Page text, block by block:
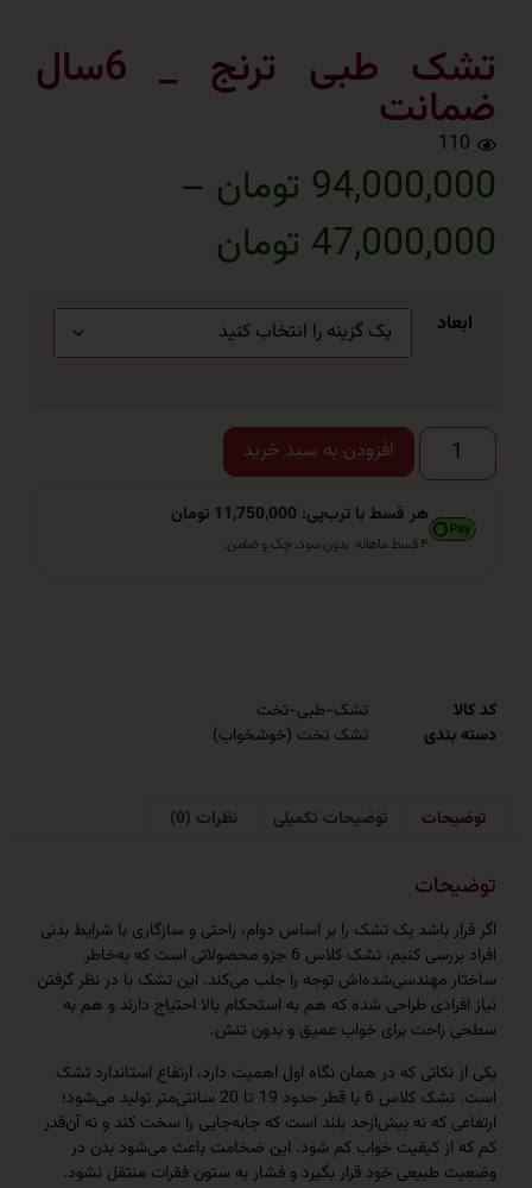
تشک طبی ترنج _ 6سال
تومان
–
تومان
افزودن به سبد خرید
هر قسط با ترب‌پی: 11,750,000 تومان
تشک-طبی-تخت
تشک تخت (خوشخواب)
توضیحات تکمیلی نظرات (0)
باشد یک تشک را بر اساس دوام، راحتی و سازگاری با شرایط بدنی
افراد بررسی کنیم، تشک کلاس 6 جزو محصولاتی است که به‌خاطر
مهندسی‌شده‌اش توجه را جلب می‌کند. این تشک با در نظر گرفتن
طراحی شده که هم به استحکام بالا احتیاج دارند و هم به
برای خواب عمیق و بدون تنش.
که در همان نگاه اول اهمیت دارد، ارتفاع استاندارد تشک
است. تشک کلاس 6 با قطر حدود 19 تا 20 سانتی‌متر تولید می‌شود؛
که نه بیش‌ازحد بلند است که جابه‌جایی را سخت کند و نه آن‌قدر
کیفیت خواب کم شود. این ضخامت باعث می‌شود بدن در
خود قرار بگیرد و فشار به ستون فقرات منتقل نشود.